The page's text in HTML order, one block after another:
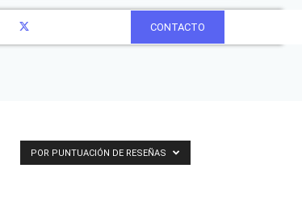
CONTACTO
POR PUNTUACIÓN DE RESEÑAS